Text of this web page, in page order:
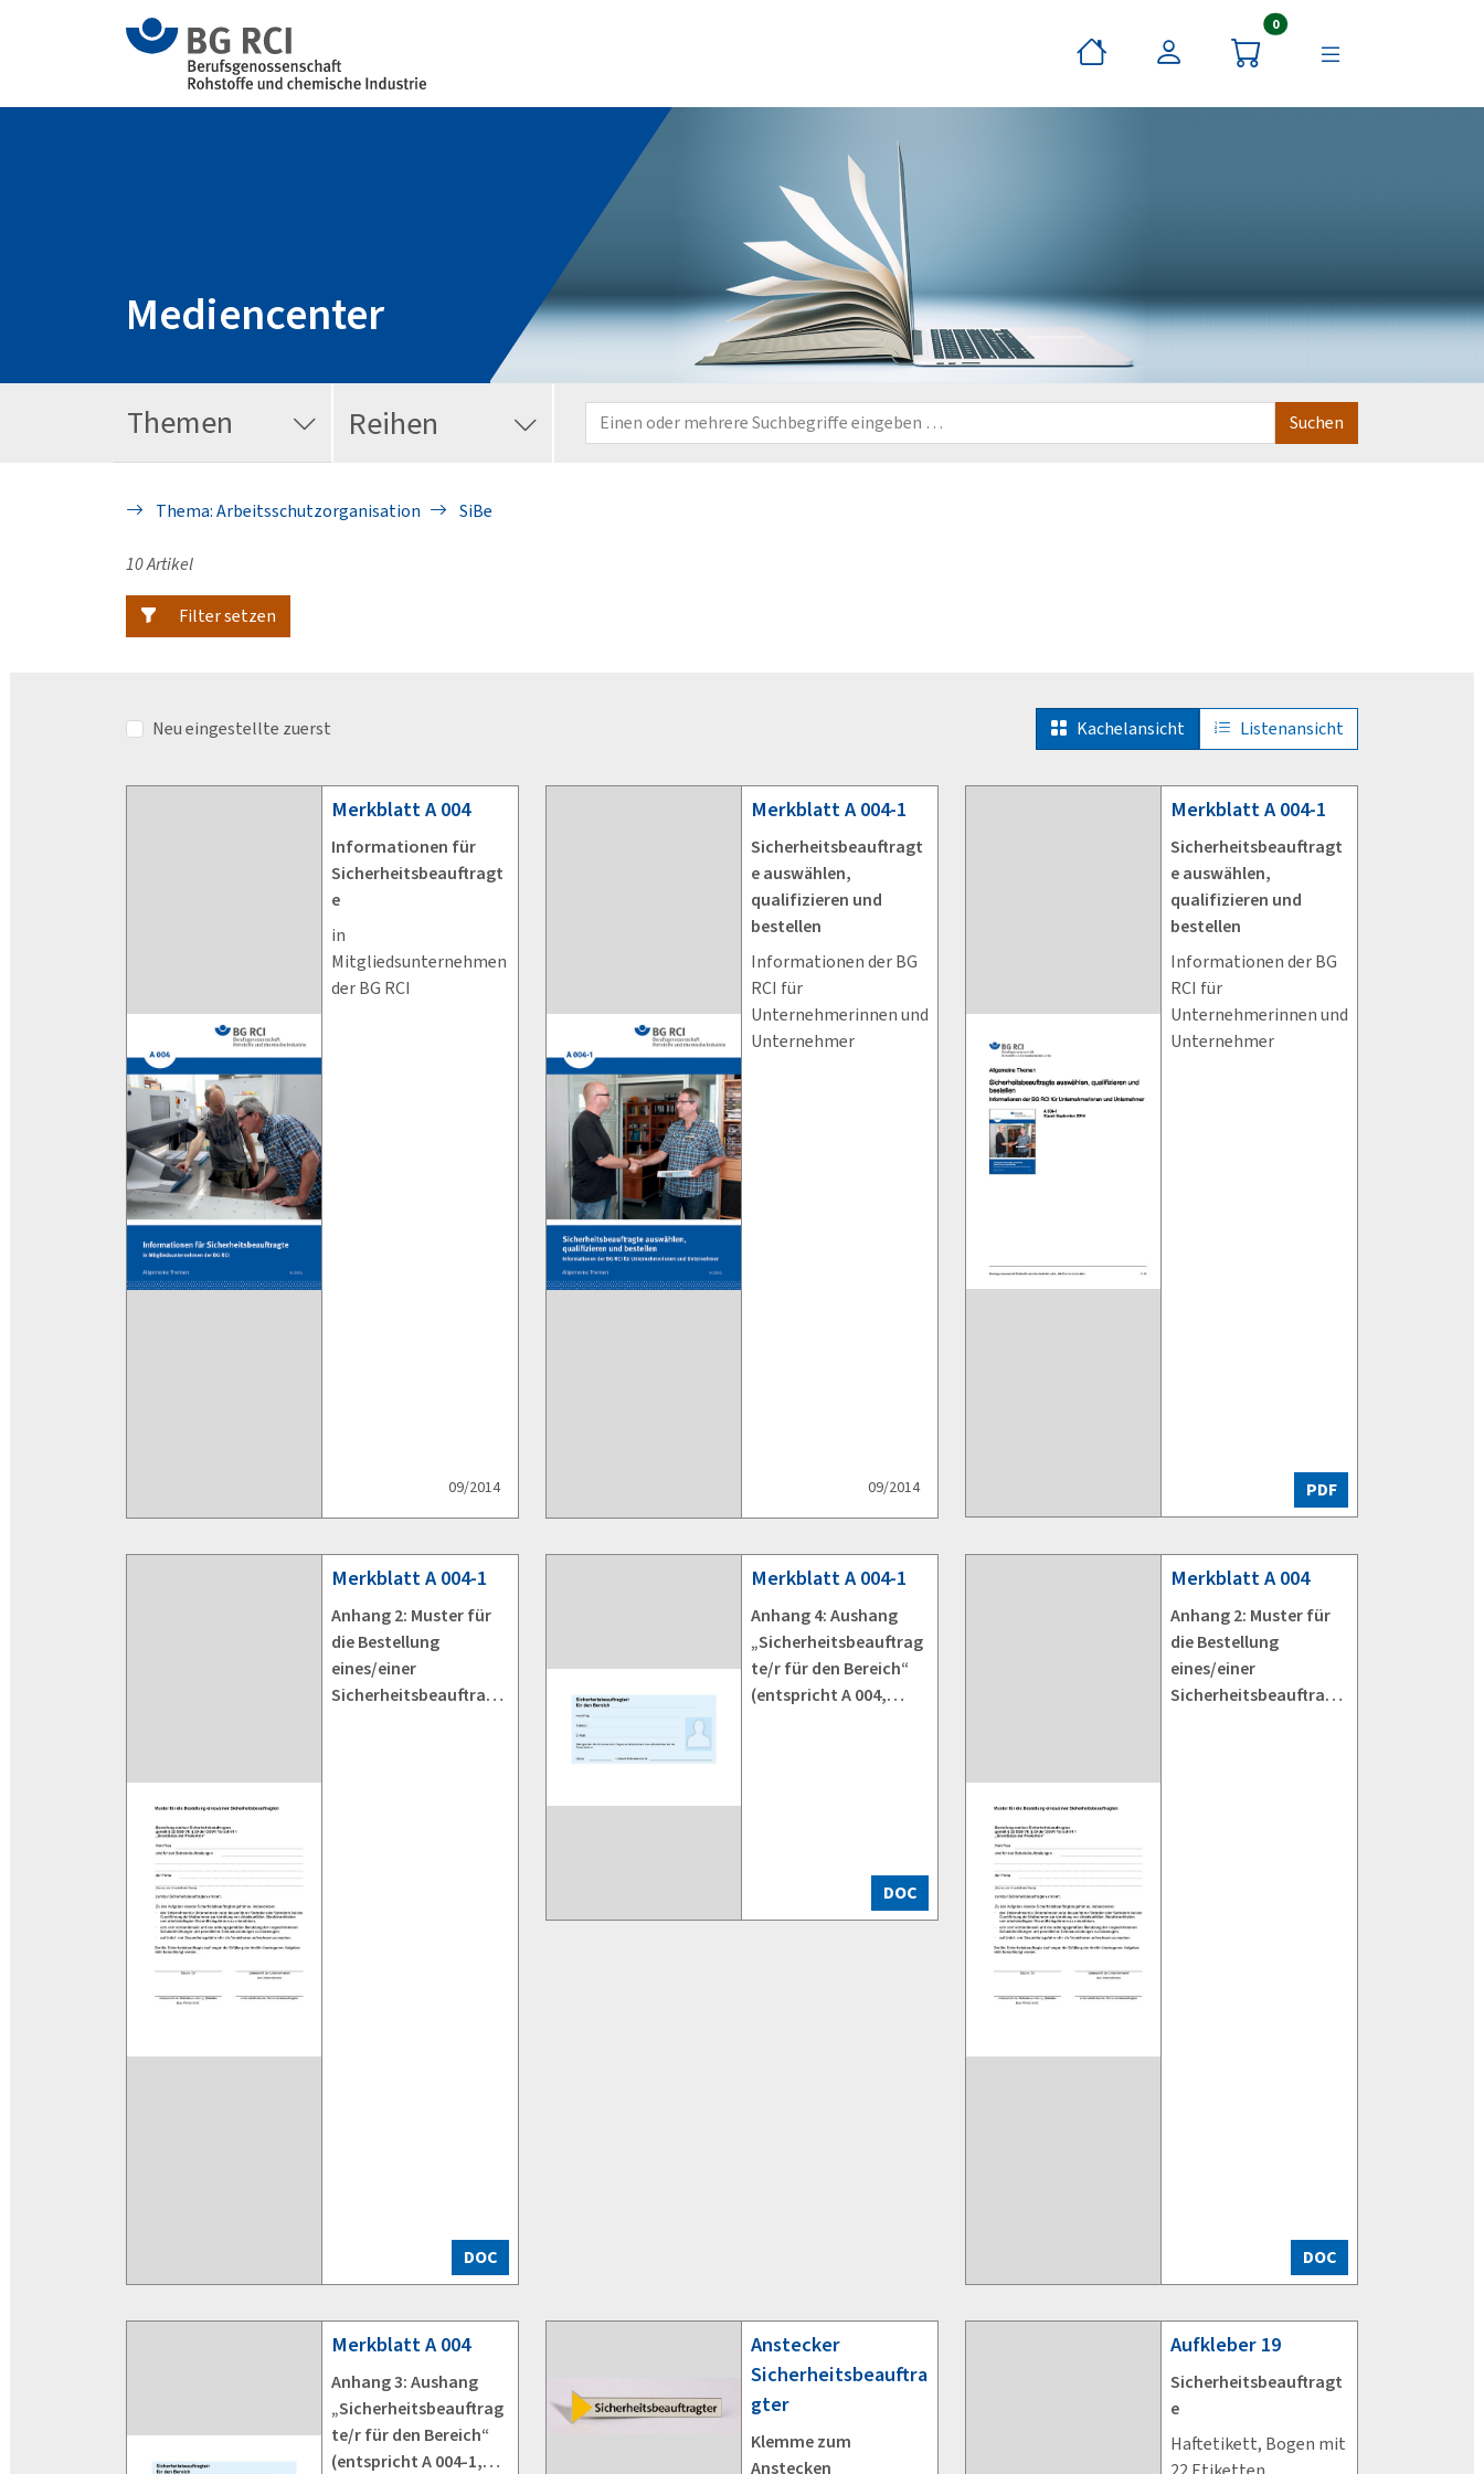
0Artikel im Warenkorb
Mediencenter
Themen Reihen
Thema: Arbeitsschutzorganisation SiBe
10 Artikel
Filter setzen
Neu eingestellte zuerst Kachelansicht Listenansicht
MerkblattA 004
Informationen für
Sicherheitsbeauftragt
e
in
Mitgliedsunternehmen
der BG RCI
09/2014
MerkblattA 004-1
Sicherheitsbeauftragt
e auswählen,
qualifizieren und
bestellen
Informationen der BG
RCI für
Unternehmerinnen und
Unternehmer
09/2014
MerkblattA 004-1
Sicherheitsbeauftragt
e auswählen,
qualifizieren und
bestellen
Informationen der BG
RCI für
Unternehmerinnen und
Unternehmer
PDF
MerkblattA 004-1
Anhang 2: Muster für
die Bestellung
eines/einer
Sicherheitsbeauftragt
DOC
MerkblattA 004-1
Anhang 4: Aushang
„Sicherheitsbeauftrag
te/r für den Bereich“
(entspricht A 004,
DOC
MerkblattA 004
Anhang 2: Muster für
die Bestellung
eines/einer
Sicherheitsbeauftragt
DOC
MerkblattA 004
Anhang 3: Aushang
„Sicherheitsbeauftrag
te/r für den Bereich“
(entspricht A 004-1,
Anstecker
Sicherheitsbeauftra
gter
Klemme zum
Anstecken
Aufkleber 19
Sicherheitsbeauftragt
e
Haftetikett, Bogen mit